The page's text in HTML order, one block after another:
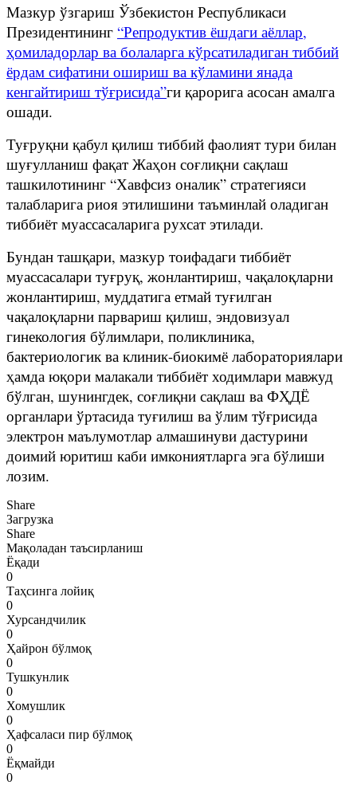
Мазкур ўзгариш Ўзбекистон Республикаси
Президентининг “Репродуктив ёшдаги аёллар,
ҳомиладорлар ва болаларга кўрсатиладиган тиббий
ёрдам сифатини ошириш ва кўламини янада
кенгайтириш тўғрисида”ги қарорига асосан амалга
ошади.
Туғруқни қабул қилиш тиббий фаолият тури билан
шуғулланиш фақат Жаҳон соғлиқни сақлаш
ташкилотининг “Хавфсиз оналик” стратегияси
талабларига риоя этилишини таъминлай оладиган
тиббиёт муассасаларига рухсат этилади.
Бундан ташқари, мазкур тоифадаги тиббиёт
муассасалари туғруқ, жонлантириш, чақалоқларни
жонлантириш, муддатига етмай туғилган
чақалоқларни парвариш қилиш, эндовизуал
гинекология бўлимлари, поликлиника,
бактериологик ва клиник-биокимё лабораториялари
ҳамда юқори малакали тиббиёт ходимлари мавжуд
бўлган, шунингдек, соғлиқни сақлаш ва ФҲДЁ
органлари ўртасида туғилиш ва ўлим тўғрисида
электрон маълумотлар алмашинуви дастурини
доимий юритиш каби имкониятларга эга бўлиши
лозим.
Share
Загрузка
Share
Мақоладан таъсирланиш
Ёқади
0
Таҳсинга лойиқ
0
Хурсандчилик
0
Ҳайрон бўлмоқ
0
Тушкунлик
0
Хомушлик
0
Ҳафсаласи пир бўлмоқ
0
Ёқмайди
0